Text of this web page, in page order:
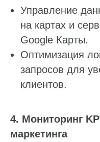
Управление
на картах и
Google Карты.
Оптимизация
запросов для
клиентов.
4. Мониторинг
маркетинга